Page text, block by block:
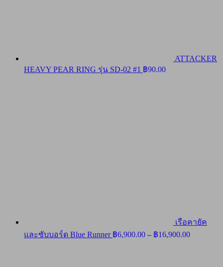
ATTACKER
HEAVY PEAR RING รุ่น SD-02 #1 ฿90.00
เรือคายัค
และซับบอร์ด Blue Runner ฿6,900.00 – ฿16,900.00Price